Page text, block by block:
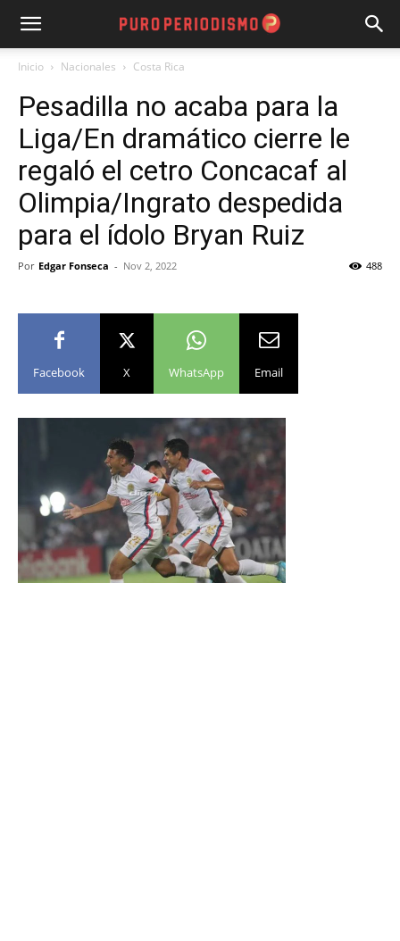
Inicio Nacionales Costa Rica
Pesadilla no acaba para la
Liga/En dramático cierre le
regaló el cetro Concacaf al
Olimpia/Ingrato despedida
para el ídolo Bryan Ruiz
Por Edgar Fonseca - Nov 2, 2022 488
Facebook X WhatsApp Email